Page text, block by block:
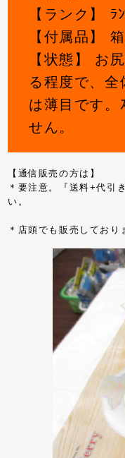
【ランク】 ﾗ
【付属品】
【状態】 お
る程度で、
は薄目です。
せん。
【通信販売の方は】
＊要注意。『送料+代引
い。
＊店頭でも販売してお